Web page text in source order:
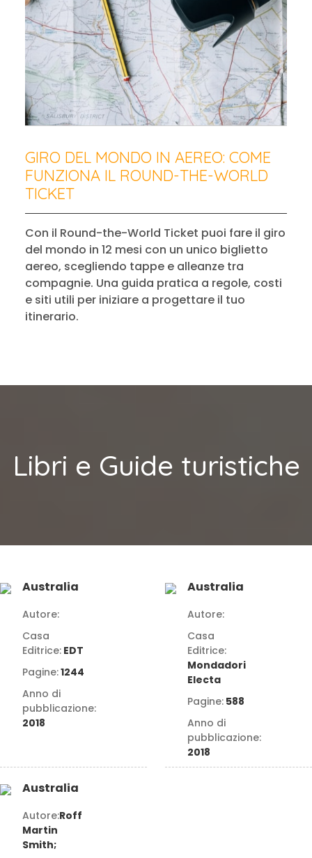
GIRO DEL MONDO IN AEREO: COME
FUNZIONA IL ROUND-THE-WORLD
TICKET
Con il Round-the-World Ticket puoi fare il giro
del mondo in 12 mesi con un unico biglietto
aereo, scegliendo tappe e alleanze tra
compagnie. Una guida pratica a regole, costi
e siti utili per iniziare a progettare il tuo
itinerario.
Libri e Guide turistiche
Australia
Autore:
Casa
Editrice: EDT
Pagine:1244
Anno di
pubblicazione:
2018
Australia
Autore:
Casa
Editrice:
Mondadori
Electa
Pagine: 588
Anno di
pubblicazione:
2018
Australia
Autore:Roff
Martin
Smith;